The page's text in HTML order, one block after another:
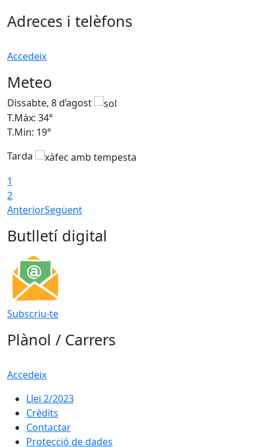
Adreces i telèfons
Accedeix
Meteo
Dissabte, 8 d’agost
T.Màx: 34°
T.Min: 19°
Tarda
1
2
AnteriorSegüent
Butlletí digital
Subscriu-te
Plànol / Carrers
Accedeix
Llei 2/2023
Crèdits
Contactar
Protecció de dades